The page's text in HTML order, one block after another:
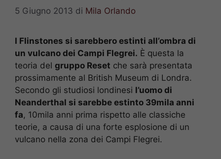
5 Giugno 2013 di Mila Orlando
I Flinstones si sarebbero estinti all’ombra di
un vulcano dei Campi Flegrei. È questa la
teoria del gruppo Reset che sarà presentata
prossimamente al British Museum di Londra.
Secondo gli studiosi londinesi l’uomo di
Neanderthal si sarebbe estinto 39mila anni
fa, 10mila anni prima rispetto alle classiche
teorie, a causa di una forte esplosione di un
vulcano nella zona dei Campi Flegrei.